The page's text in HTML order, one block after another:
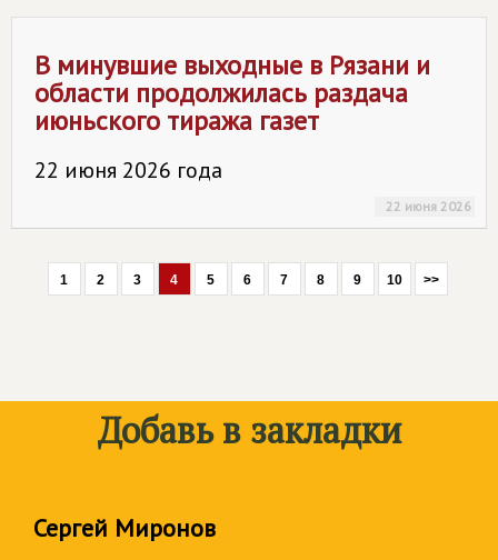
В минувшие выходные в Рязани и
области продолжилась раздача
июньского тиража газет
22 июня 2026 года
22 июня 2026
1 2 3 4 5 6 7 8 9 10 >>
Добавь в закладки
Сергей Миронов